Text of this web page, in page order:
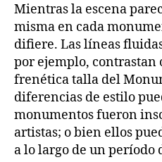
Mientras la escena
misma en cada
difiere. Las líneas
por ejemplo, contrastan
frenética talla del
diferencias de estilo
monumentos fueron
artistas; o bien ellos
a lo largo de un período